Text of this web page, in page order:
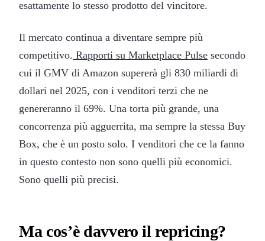
esattamente lo stesso prodotto del vincitore.
Il mercato continua a diventare sempre più
competitivo. Rapporti su Marketplace Pulse secondo
cui il GMV di Amazon supererà gli 830 miliardi di
dollari nel 2025, con i venditori terzi che ne
genereranno il 69%. Una torta più grande, una
concorrenza più agguerrita, ma sempre la stessa Buy
Box, che è un posto solo. I venditori che ce la fanno
in questo contesto non sono quelli più economici.
Sono quelli più precisi.
Ma cos’è davvero il repricing?